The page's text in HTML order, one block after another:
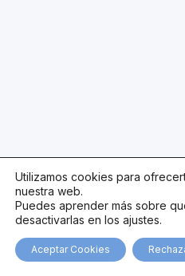
Utilizamos cookies para
nuestra web.
Puedes aprender más sobre
desactivarlas en los ajustes.
Aceptar Cookies